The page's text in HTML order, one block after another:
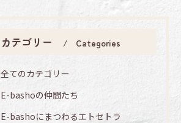
カテゴリー Categories
全てのカテゴリー
E-bashoの仲間たち
E-bashoにまつわるエトセトラ